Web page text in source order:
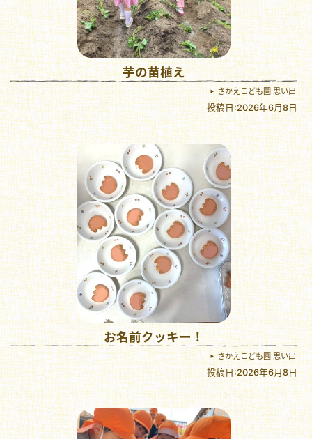
芋の苗植え
さかえこども園 思い出
投稿日:2026年6月8日
お名前クッキー！
さかえこども園 思い出
投稿日:2026年6月8日